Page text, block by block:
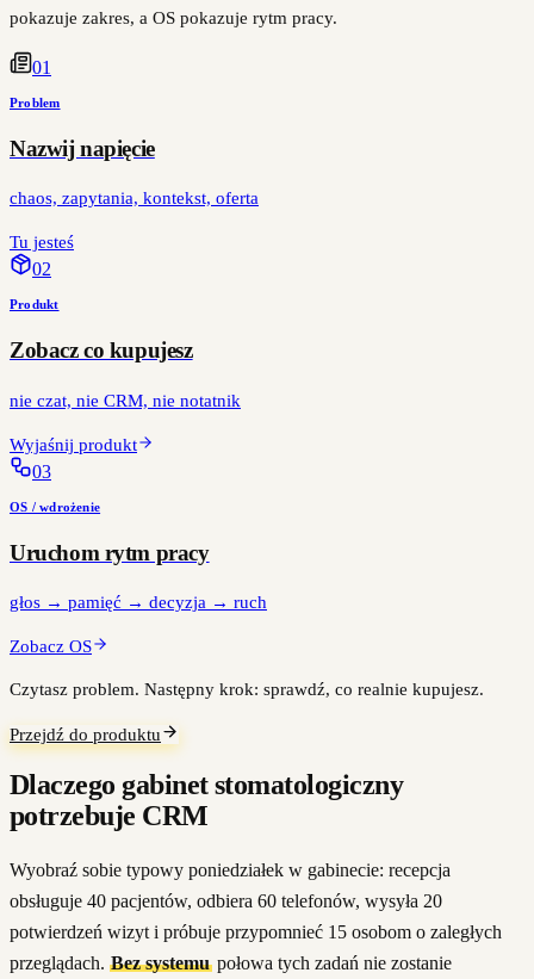
pokazuje zakres, a OS pokazuje rytm pracy.
01
Problem
Nazwij napięcie
chaos, zapytania, kontekst, oferta
Tu jesteś
02
Produkt
Zobacz co kupujesz
nie czat, nie CRM, nie notatnik
Wyjaśnij produkt
03
OS / wdrożenie
Uruchom rytm pracy
głos → pamięć → decyzja → ruch
Zobacz OS
Czytasz problem. Następny krok: sprawdź, co realnie kupujesz.
Przejdź do produktu
Dlaczego gabinet stomatologiczny
potrzebuje CRM
Wyobraź sobie typowy poniedziałek w gabinecie: recepcja
obsługuje 40 pacjentów, odbiera 60 telefonów, wysyła 20
potwierdzeń wizyt i próbuje przypomnieć 15 osobom o zaległych
przeglądach. Bez systemupołowa tych zadań nie zostanie